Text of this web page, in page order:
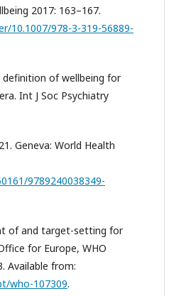
2017: 163–167.
10.1007/978-3-319-56889-
definition of wellbeing for
Int J Soc Psychiatry
Geneva: World Health
9789240038349-
of and target-setting for
for Europe, WHO
Available from:
who-107309.